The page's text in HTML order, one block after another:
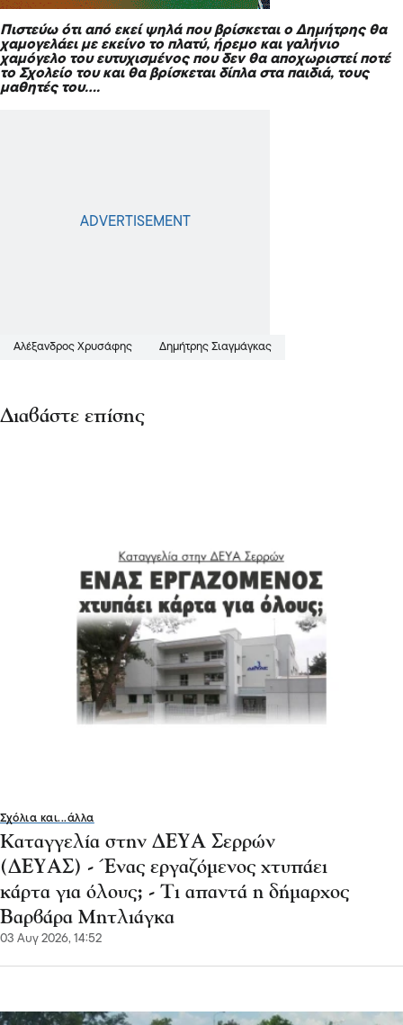
Πιστεύω ότι από εκεί ψηλά που βρίσκεται ο Δημήτρης θα
χαμογελάει με εκείνο το πλατύ, ήρεμο και γαλήνιο
χαμόγελο του ευτυχισμένος που δεν θα αποχωριστεί ποτέ
το Σχολείο του και θα βρίσκεται δίπλα στα παιδιά, τους
μαθητές του….
Αλέξανδρος Χρυσάφης Δημήτρης Σιαγμάγκας
Διαβάστε επίσης
Σχόλια και...άλλα
Καταγγελία στην ΔΕΥΑ Σερρών
(ΔΕΥΑΣ) - Ένας εργαζόμενος χτυπάει
κάρτα για όλους; - Τι απαντά η δήμαρχος
Βαρβάρα Μητλιάγκα
03 Αυγ 2026, 14:52